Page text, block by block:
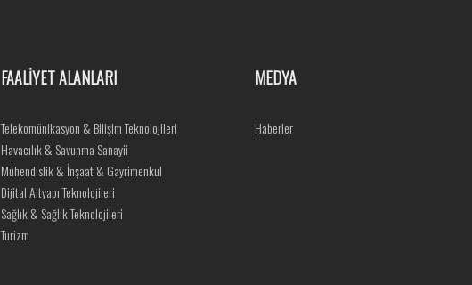
FAALİYET ALANLARI
Telekomünikasyon & Bilişim Teknolojileri
Havacılık & Savunma Sanayii
Mühendislik & İnşaat & Gayrimenkul
Dijital Altyapı Teknolojileri
Sağlık & Sağlık Teknolojileri
Turizm
MEDYA
Haberler